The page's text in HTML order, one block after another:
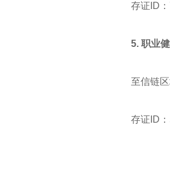
存证ID
5. 职业
至信链
存证ID